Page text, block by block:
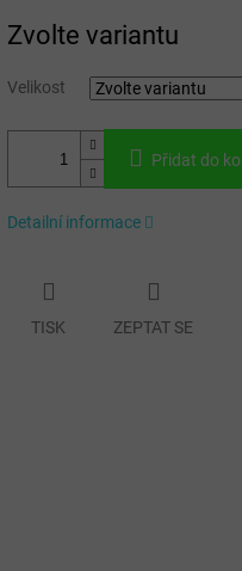
cena:
Zvolte variantu
Velikost
Přidat do
Detailní informace
TISK ZEPTAT SE